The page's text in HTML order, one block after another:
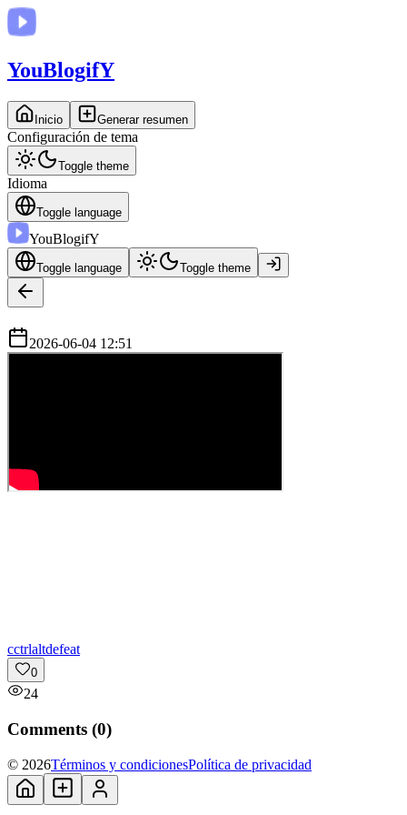
YouBlogifY
Inicio Generar resumen
Configuración de tema
Toggle theme
Idioma
Toggle language
YouBlogifY
Toggle language Toggle theme
2026-06-04 12:51
cctrlaltdefeat
0
24
Comments (0)
© 2026Términos y condicionesPolítica de privacidad